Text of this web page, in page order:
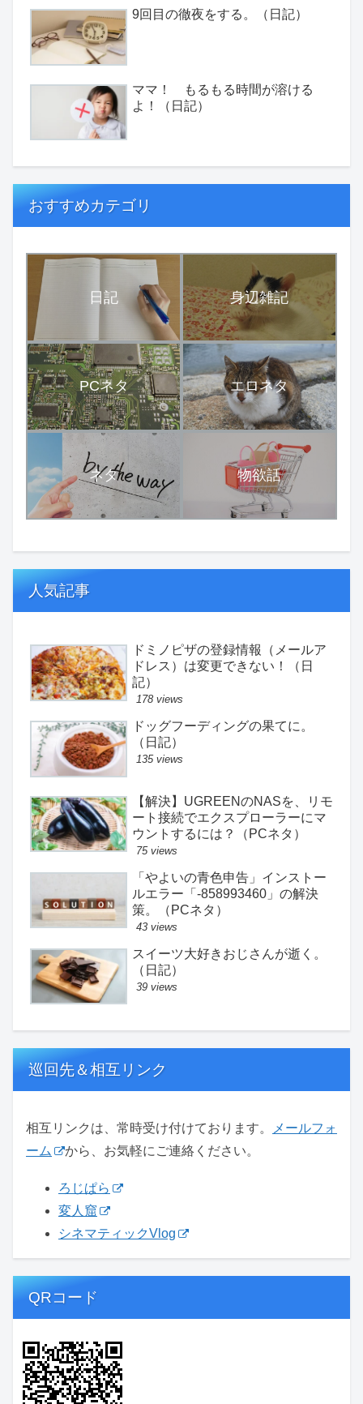
9回目の徹夜をする。（日記）
ママ！ もるもる時間が溶ける
よ！（日記）
おすすめカテゴリ
日記 身辺雑記
PCネタ エロネタ
ネタ 物欲話
人気記事
ドミノピザの登録情報（メールア
ドレス）は変更できない！（日
記）
178 views
ドッグフーディングの果てに。
（日記）
135 views
【解決】UGREENのNASを、リモ
ート接続でエクスプローラーにマ
ウントするには？（PCネタ）
75 views
「やよいの青色申告」インストー
ルエラー「-858993460」の解決
策。（PCネタ）
43 views
スイーツ大好きおじさんが逝く。
（日記）
39 views
巡回先＆相互リンク
相互リンクは、常時受け付けております。
メールフォ
ーム
から、お気軽にご連絡ください。
ろじぱら
変人窟
シネマティックVlog
QRコード